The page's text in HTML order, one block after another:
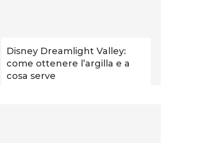
Disney Dreamlight Valley:
come ottenere l’argilla e a
cosa serve